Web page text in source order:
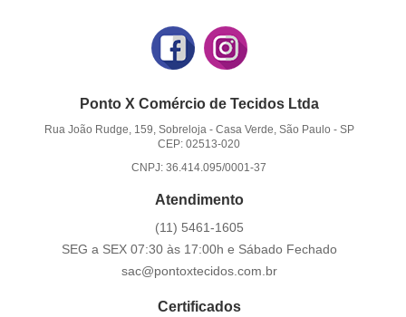
Ponto X Comércio de Tecidos Ltda
Rua João Rudge, 159, Sobreloja- Casa Verde, São Paulo - SP
CEP: 02513-020
CNPJ: 36.414.095/0001-37
Atendimento
(11) 5461-1605
SEG a SEX 07:30 às 17:00h e Sábado Fechado
sac@pontoxtecidos.com.br
Certificados